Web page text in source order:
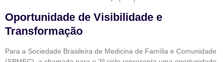
Oportunidade de Visibilidade e
Transformação
Para a Sociedade Brasileira de Medicina de Família e Comunidade